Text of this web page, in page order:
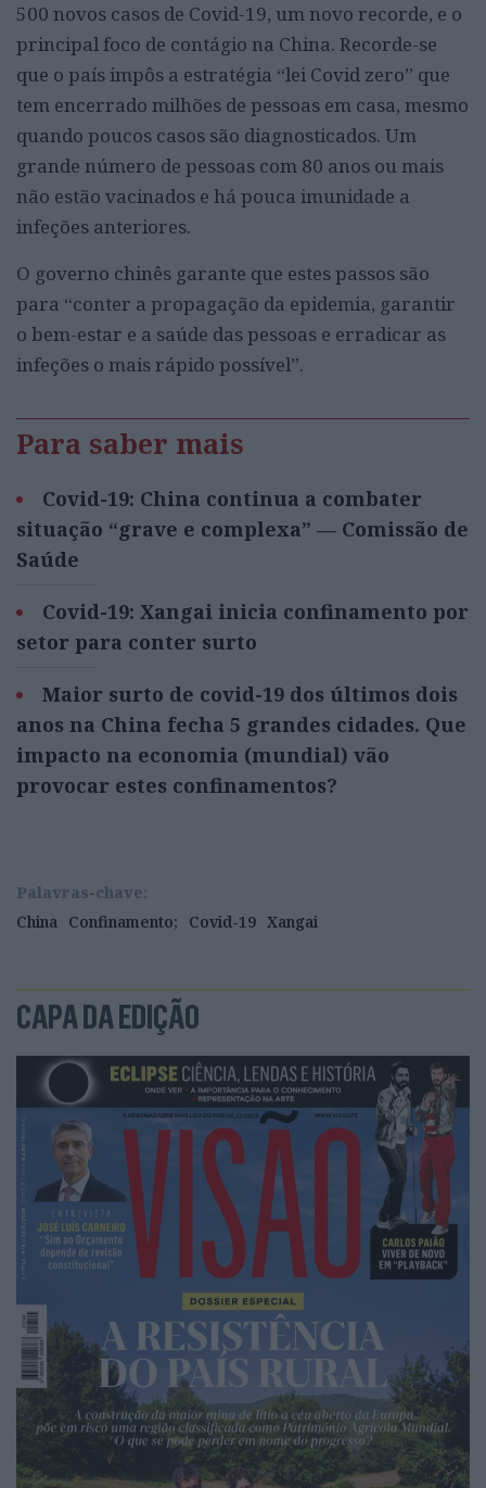
500 novos casos de Covid-19, um novo recorde, e o
principal foco de contágio na China. Recorde-se
que o país impôs a estratégia “lei Covid zero” que
tem encerrado milhões de pessoas em casa, mesmo
quando poucos casos são diagnosticados. Um
grande número de pessoas com 80 anos ou mais
não estão vacinados e há pouca imunidade a
infeções anteriores.
O governo chinês garante que estes passos são
para “conter a propagação da epidemia, garantir
o bem-estar e a saúde das pessoas e erradicar as
infeções o mais rápido possível”.
Para saber mais
Covid-19: China continua a combater
situação “grave e complexa” — Comissão de
Saúde
Covid-19: Xangai inicia confinamento por
setor para conter surto
Maior surto de covid-19 dos últimos dois
anos na China fecha 5 grandes cidades. Que
impacto na economia (mundial) vão
provocar estes confinamentos?
Palavras-chave:
China Confinamento; Covid-19 Xangai
CAPA DA EDIÇÃO